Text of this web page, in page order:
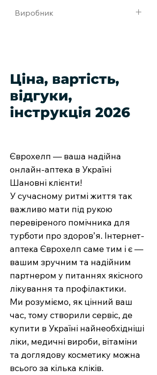
Виробник
Ціна, вартість,
відгуки,
інструкція 2026
Єврохелп — ваша надійна
онлайн-аптека в Україні
Шановні клієнти!
У сучасному ритмі життя так
важливо мати під рукою
перевіреного помічника для
турботи про здоров’я. Інтернет-
аптека Єврохелп саме тим і є —
вашим зручним та надійним
партнером у питаннях якісного
лікування та профілактики.
Ми розуміємо, як цінний ваш
час, тому створили сервіс, де
купити в Україні найнеобхідніші
ліки, медичні вироби, вітаміни
та доглядову косметику можна
всього за кілька кліків.